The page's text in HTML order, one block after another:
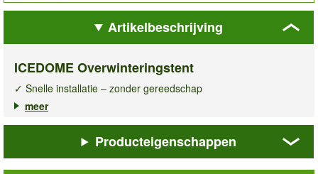
Artikelbeschrijving
ICEDOME Overwinteringstent
✓ Snelle installatie – zonder gereedschap
✓ 3-laags, UV-bestendig noppenfolie
ICEDOME overwinteringstentblijven uw kuip- en
potplanten ook tijdens de strengste winter veilig beschermd!
meer
Producteigenschappen